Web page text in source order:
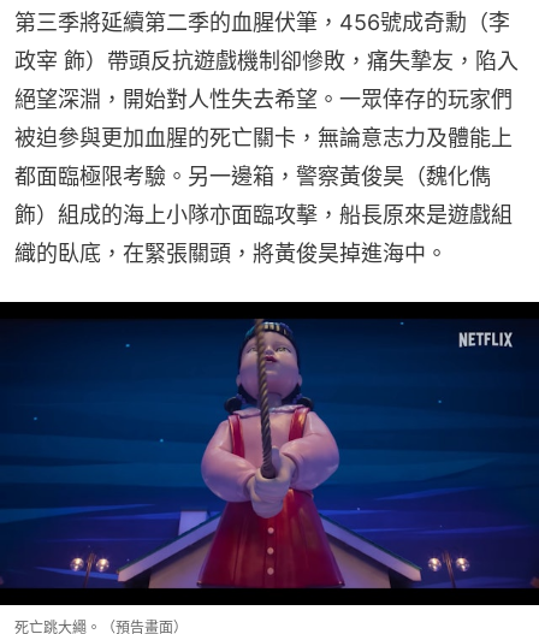
第三季將延續第二季的血腥伏筆，456號成奇勳（李
政宰 飾）帶頭反抗遊戲機制卻慘敗，痛失摯友，陷入
絕望深淵，開始對人性失去希望。一眾倖存的玩家們
被迫參與更加血腥的死亡關卡，無論意志力及體能上
都面臨極限考驗。另一邊箱，警察黃俊昊（魏化儁
飾）組成的海上小隊亦面臨攻擊，船長原來是遊戲組
織的臥底，在緊張關頭，將黃俊昊掉進海中。
死亡跳大繩。（預告畫面）